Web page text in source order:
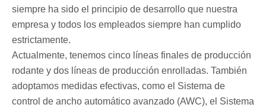
siempre ha sido el principio de desarrollo que nuestra
empresa y todos los empleados siempre han cumplido
estrictamente.
Actualmente, tenemos cinco líneas finales de producción
rodante y dos líneas de producción enrolladas. También
adoptamos medidas efectivas, como el Sistema de
control de ancho automático avanzado (AWC), el Sistema